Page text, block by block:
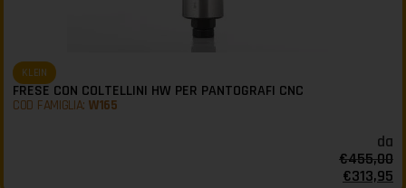
KLEIN
FRESE CON COLTELLINI HW PER PANTOGRAFI CNC
COD FAMIGLIA: W165
da
€455,00
€313,95